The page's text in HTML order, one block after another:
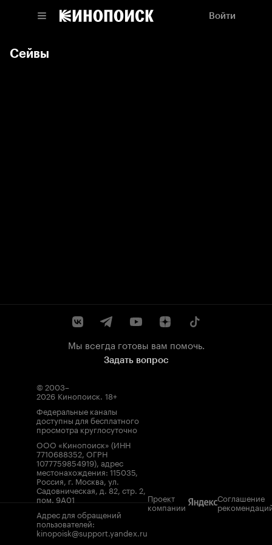
Войти
Сейвы
Мы всегда готовы вам помочь.
Задать вопрос
© 2003–
2026 Кинопоиск. 18+
Федеральные каналы
доступны для бесплатного
просмотра круглосуточно
ООО «Кинопоиск» (ИНН
7710688352, ОГРН
1077759854919), адрес
местонахождения: 115035,
Россия, г. Москва, ул.
Садовническая, д. 82, стр. 2,
пом. 9А01
Адрес для обращений
пользователей:
kinopoisk@support.yandex.ru
Проект
компании
Соглашение